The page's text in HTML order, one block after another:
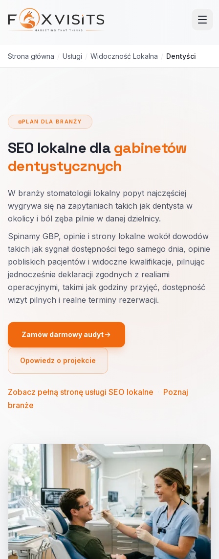
Przejdź do treści głównej
Strona główna / Usługi / Widoczność Lokalna / Dentyści
PLAN DLA BRANŻY
SEO lokalne dla gabinetów
dentystycznych
W branży stomatologii lokalny popyt najczęściej
wygrywa się na zapytaniach takich jak dentysta w
okolicy i ból zęba pilnie w danej dzielnicy.
Spinamy GBP, opinie i strony lokalne wokół dowodów
takich jak sygnał dostępności tego samego dnia, opinie
pobliskich pacjentów i widoczne kwalifikacje, pilnując
jednocześnie deklaracji zgodnych z realiami
operacyjnymi, takimi jak godziny przyjęć, dostępność
wizyt pilnych i realne terminy rezerwacji.
Zamów darmowy audyt
Opowiedz o projekcie
Zobacz pełną stronę usługi SEO lokalne
Poznaj
branże